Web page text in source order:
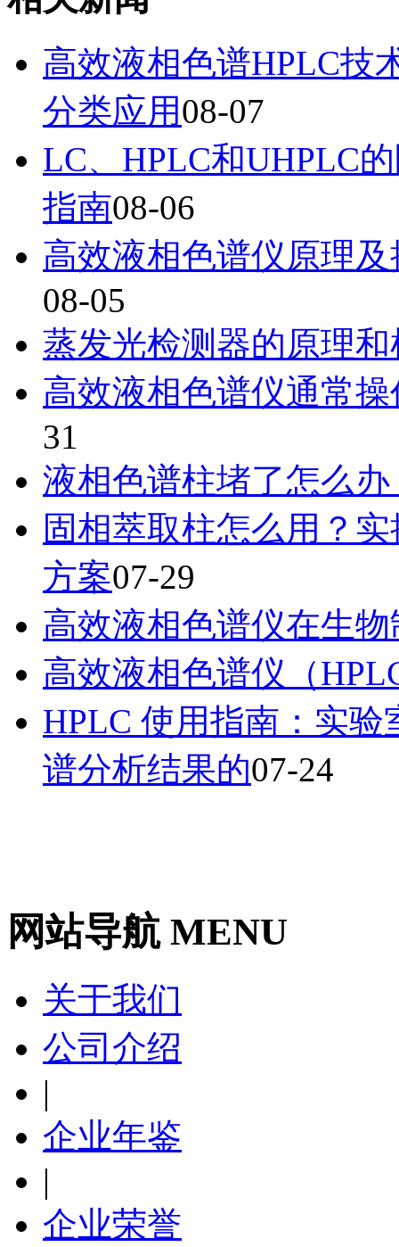
高效液相色谱HPLC技
分类应用08-07
LC、HPLC和UHPLC
指南08-06
高效液相色谱仪原理
08-05
蒸发光检测器的原理
高效液相色谱仪通常
31
液相色谱柱堵了怎么
固相萃取柱怎么用？
方案07-29
高效液相色谱仪在生
高效液相色谱仪（
HPLC 使用指南：实
谱分析结果的07-24
网站导航 MENU
关于我们
公司介绍
|
企业年鉴
|
企业荣誉